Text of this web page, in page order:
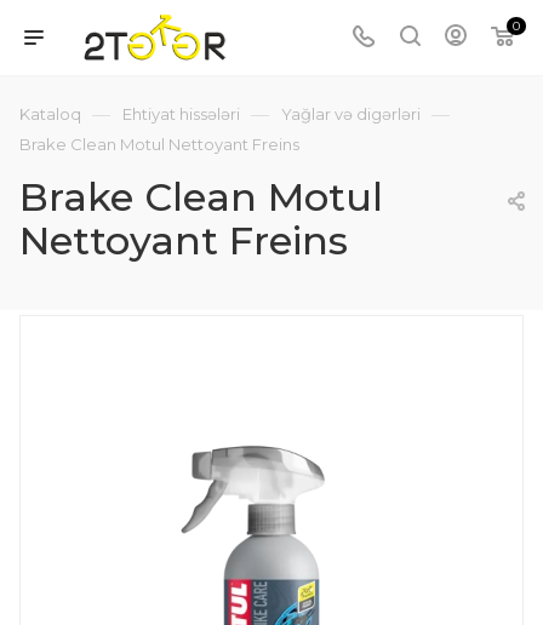
0
Kataloq — Ehtiyat hissələri — Yağlar və digərləri —
Brake Clean Motul Nettoyant Freins
Brake Clean Motul
Nettoyant Freins